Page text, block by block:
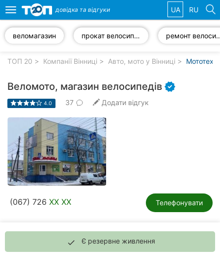
компанії
рубрики:
Стоматології
Ветеринарні
клініки
клініки
Toggle
navigation
довідка та відгуки UA RU
веломагазин прокат велосипеда ремонт
ТОП 20 Компанії Вінниці Авто, мото у Вінниці
Веломото, магазин велосипедів
4.0 37 Додати відгук
(067) 726 XX XX Телефонувати
done Є резервне живлення